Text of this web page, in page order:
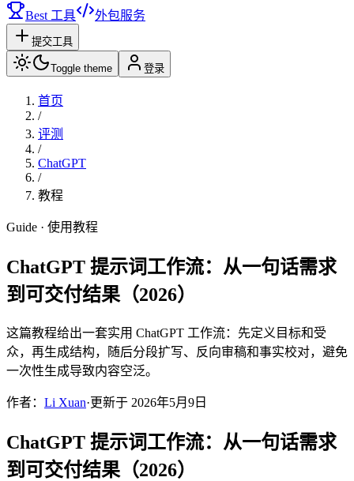
Best 工具
外包服务
提交工具
Toggle theme 登录
首页
/
评测
/
ChatGPT
/
教程
Guide · 使用教程
ChatGPT 提示词工作流：从一句话需求
到可交付结果（2026）
这篇教程给出一套实用 ChatGPT 工作流：先定义目标和受
众，再生成结构，随后分段扩写、反向审稿和事实校对，避免
一次性生成导致内容空泛。
作者： Li Xuan·更新于 2026年5月9日
ChatGPT 提示词工作流：从一句话需求
到可交付结果（2026）